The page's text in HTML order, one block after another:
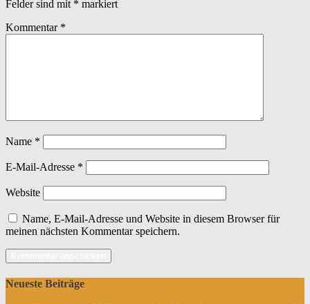
Felder sind mit * markiert
Kommentar *
Name *
E-Mail-Adresse *
Website
Name, E-Mail-Adresse und Website in diesem Browser für
meinen nächsten Kommentar speichern.
Neueste Beiträge